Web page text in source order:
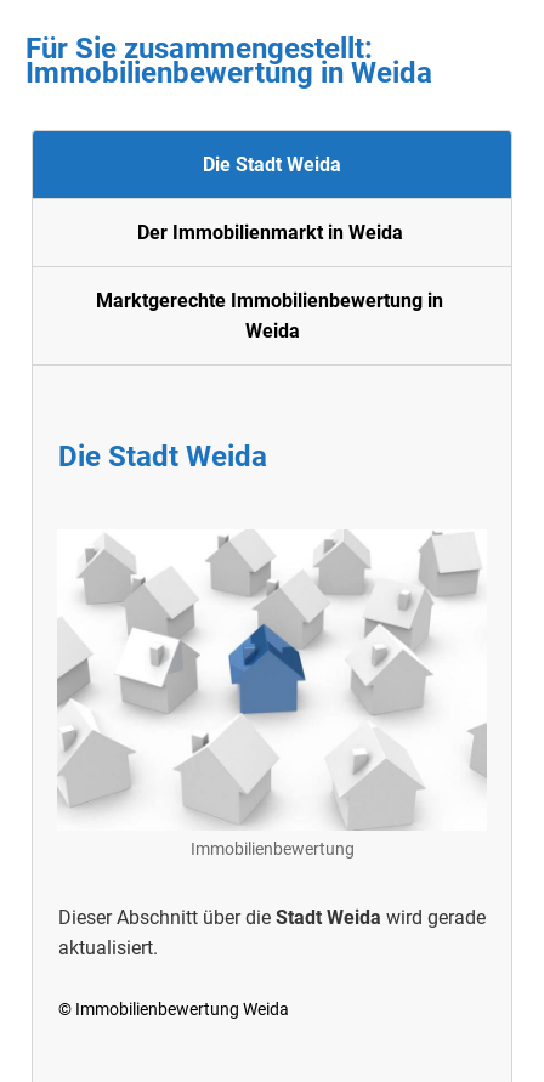
Für Sie zusammengestellt :
Immobilienbewertung in Weida
Die Stadt Weida
Der Immobilienmarkt in Weida
Marktgerechte Immobilienbewertung in
Weida
Die Stadt Weida
Immobilienbewertung
Dieser Abschnitt über die Stadt Weida wird gerade
aktualisiert.
© Immobilienbewertung Weida